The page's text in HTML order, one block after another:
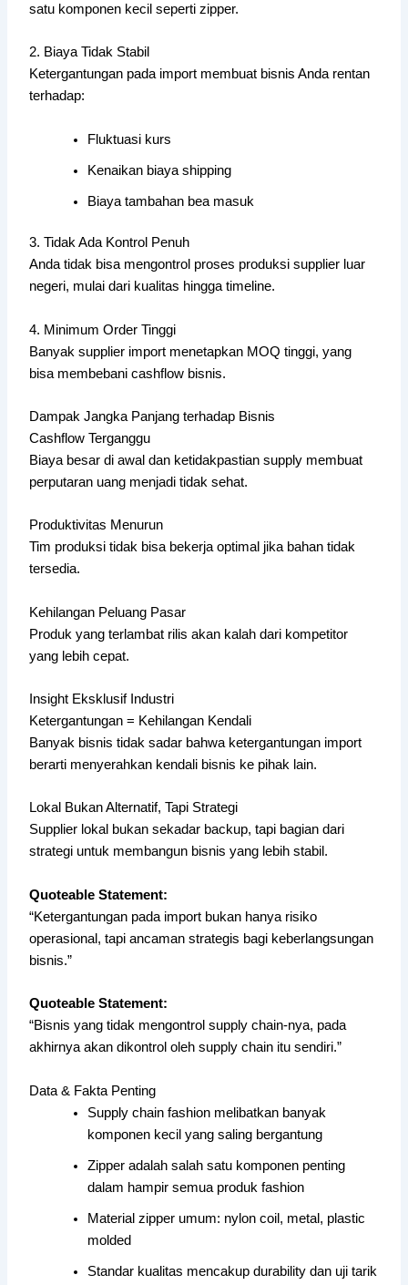
satu komponen kecil seperti zipper.
2. Biaya Tidak Stabil
Ketergantungan pada import membuat bisnis Anda rentan
terhadap:
Fluktuasi kurs
Kenaikan biaya shipping
Biaya tambahan bea masuk
3. Tidak Ada Kontrol Penuh
Anda tidak bisa mengontrol proses produksi supplier luar
negeri, mulai dari kualitas hingga timeline.
4. Minimum Order Tinggi
Banyak supplier import menetapkan MOQ tinggi, yang
bisa membebani cashflow bisnis.
Dampak Jangka Panjang terhadap Bisnis
Cashflow Terganggu
Biaya besar di awal dan ketidakpastian supply membuat
perputaran uang menjadi tidak sehat.
Produktivitas Menurun
Tim produksi tidak bisa bekerja optimal jika bahan tidak
tersedia.
Kehilangan Peluang Pasar
Produk yang terlambat rilis akan kalah dari kompetitor
yang lebih cepat.
Insight Eksklusif Industri
Ketergantungan = Kehilangan Kendali
Banyak bisnis tidak sadar bahwa ketergantungan import
berarti menyerahkan kendali bisnis ke pihak lain.
Lokal Bukan Alternatif, Tapi Strategi
Supplier lokal bukan sekadar backup, tapi bagian dari
strategi untuk membangun bisnis yang lebih stabil.
Quoteable Statement:
“Ketergantungan pada import bukan hanya risiko
operasional, tapi ancaman strategis bagi keberlangsungan
bisnis.”
Quoteable Statement:
“Bisnis yang tidak mengontrol supply chain-nya, pada
akhirnya akan dikontrol oleh supply chain itu sendiri.”
Data & Fakta Penting
Supply chain fashion melibatkan banyak
komponen kecil yang saling bergantung
Zipper adalah salah satu komponen penting
dalam hampir semua produk fashion
Material zipper umum: nylon coil, metal, plastic
molded
Standar kualitas mencakup durability dan uji tarik